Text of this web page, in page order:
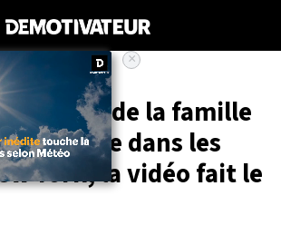
Chose de la famille
promène dans les
York, la vidéo fait le
×